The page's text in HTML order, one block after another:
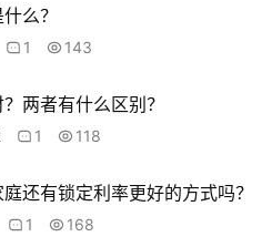
么？
1 143
两者有什么区别？
1 118
还有锁定利率更好的方式吗？
1 168